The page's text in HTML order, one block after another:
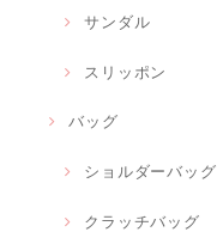
サンダル
スリッポン
バッグ
ショルダーバッグ
クラッチバッグ